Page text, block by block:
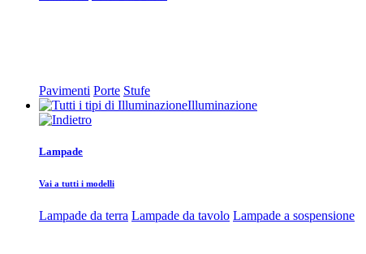
Pavimenti Porte Stufe
Illuminazione
Lampade
Vai a tutti i modelli
Lampade da terra Lampade da tavolo Lampade a sospensione